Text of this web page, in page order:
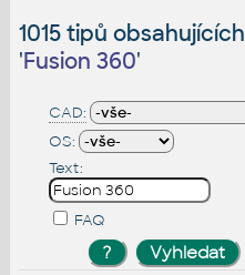
1015 tipů obsahujících
'Fusion 360'
CAD:
OS:
Text:
FAQ